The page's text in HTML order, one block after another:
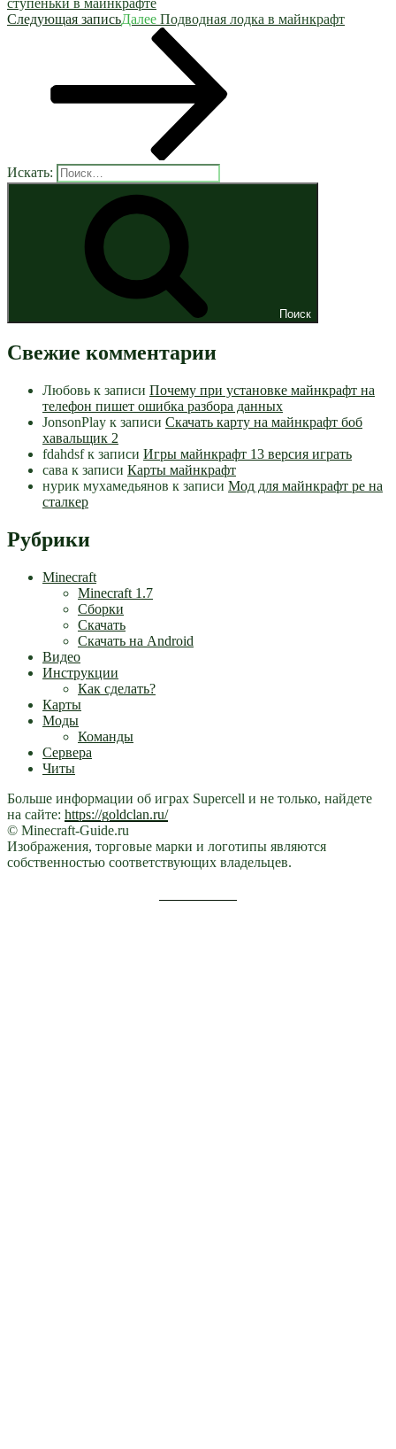
ступеньки в майнкрафте
Следующая записьДалее Подводная лодка в майнкрафт
Искать:
Поиск
Свежие комментарии
Любовь к записи Почему при установке майнкрафт на
телефон пишет ошибка разбора данных
JonsonPlay к записи Скачать карту на майнкрафт боб
хавальщик 2
fdahdsfк записи Игры майнкрафт 13 версия играть
сава к записи Карты майнкрафт
нурик мухамедьянов к записи Мод для майнкрафт pe на
сталкер
Рубрики
Minecraft
Minecraft 1.7
Сборки
Скачать
Скачать на Android
Видео
Инструкции
Как сделать?
Карты
Моды
Команды
Сервера
Читы
Больше информации об играх Supercell и не только, найдете
на сайте: https://goldclan.ru/
© Minecraft-Guide.ru
Изображения, торговые марки и логотипы являются
собственностью соответствующих владельцев.